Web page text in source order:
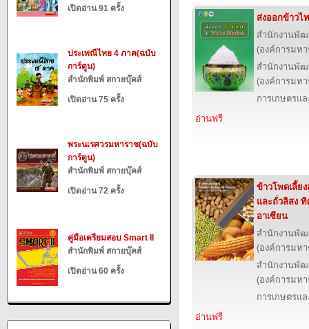
เปิดอ่าน 91 ครั้ง
ประเพณีไทย 4 ภาค(ฉบับ
การ์ตูน)
สำนักพิมพ์ สกายบุ๊คส์
เปิดอ่าน 75 ครั้ง
พระนเรศวรมหาราช(ฉบับ
การ์ตูน)
สำนักพิมพ์ สกายบุ๊คส์
เปิดอ่าน 72 ครั้ง
คู่มือเตรียมสอบ Smart II
สำนักพิมพ์ สกายบุ๊คส์
เปิดอ่าน 60 ครั้ง
ส่งออกข้าวไ
สำนักงานพัฒ
(องค์การมห
สำนักงานพัฒ
(องค์การมห
การเกษตรแ
อ่านฟรี
ข้าวโพดเลี้ย
และถั่วลิสง
อาเซียน
สำนักงานพัฒ
(องค์การมห
สำนักงานพัฒ
(องค์การมห
การเกษตรแ
อ่านฟรี